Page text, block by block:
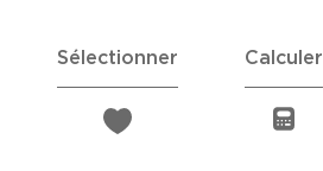
Sélectionner Calculer